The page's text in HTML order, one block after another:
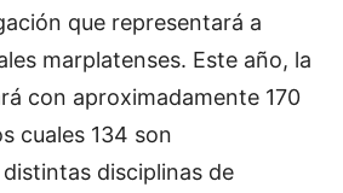
que representará a
marplatenses. Este año, la
con aproximadamente 170
cuales 134 son
disciplinas de